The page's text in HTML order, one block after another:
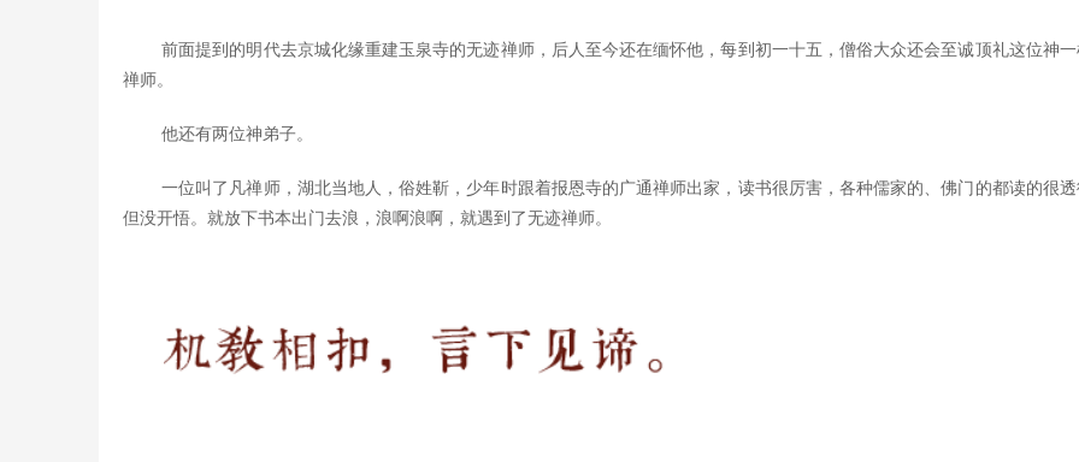
前面提到的明代去京城化缘重建玉泉寺的无迹禅师，后人至今还在缅怀他，每到初一十五，僧俗大众还会至诚顶礼这位神
禅师。
他还有两位神弟子。
一位叫了凡禅师，湖北当地人，俗姓靳，少年时跟着报恩寺的广通禅师出家，读书很厉害，各种儒家的、佛门的都读的很
但没开悟。就放下书本出门去浪，浪啊浪啊，就遇到了无迹禅师。